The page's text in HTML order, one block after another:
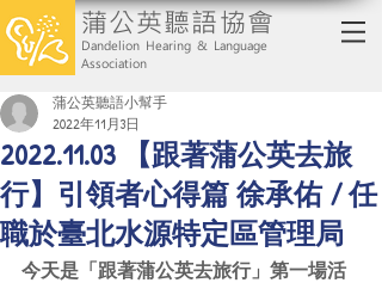
蒲公英聽語協會
Dandelion Hearing & Language
Association
2022.11.03 【跟著蒲公英去旅
行】引領者心得篇 徐承佑 / 任
職於臺北水源特定區管理局
蒲公英聽語小幫手
2022年11月3日
今天是「跟著蒲公英去旅行」第一場活